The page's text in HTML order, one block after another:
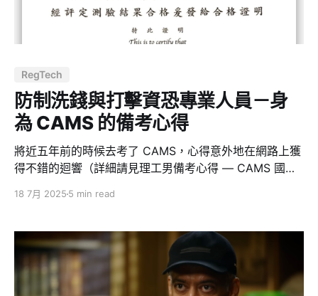
因此我們需要把書當成產品 MVP（Minimum Viable
間深入。以下是速讀的方式： * 看書名、副標題、封面設
標題（觀察是否有系統性） * 翻閱幾頁，看語言密度、論
述深度、是否有觀點
RegTech
防制洗錢與打擊資恐專業人員－身
為 CAMS 的備考心得
將近五年前的時候去考了 CAMS，心得意外地在網路上獲
得不錯的迴響（詳細請見理工男備考心得 — CAMS 國際
與打擊資恐專業人員」，原本有備考 CAMS 的經驗就可
錯，所以寫下這篇分享給可能有需要的人。 一、從「為什
麼要背數字」開始的備考頓悟 準備 CAMS 時，我最在意
FATF 40 項建議、三道防線、KYC／EDD 流程等方法
論；然而一踏進《防制洗錢與打擊資恐法令及實務專業人
18 7月 2025 5 min read